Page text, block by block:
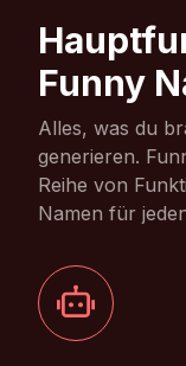
Funny
Alles, was du
generieren.
Reihe von
Namen für